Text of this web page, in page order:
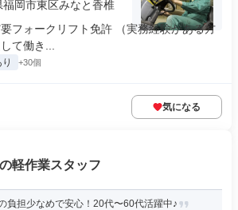
岡市東区みなと香椎
フォークリフト免許 （実務経験がある方
て働き...
+30個
気になる
軽作業スタッフ
負担少なめで安心！20代〜60代活躍中♪